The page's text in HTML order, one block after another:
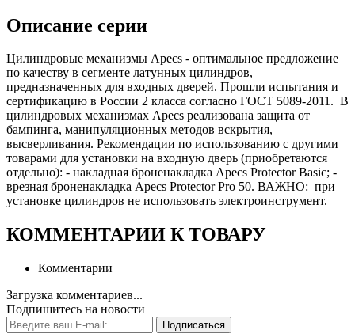
Описание серии
Цилиндровые механизмы Apecs - оптимальное предложение
по качеству в сегменте латунных цилиндров,
предназначенных для входных дверей. Прошли испытания и
сертификацию в России 2 класса согласно ГОСТ 5089-2011. В
цилиндровых механизмах Apecs реализована защита от
бампинга, манипуляционных методов вскрытия,
высверливания. Рекомендации по использованию с другими
товарами для установки на входную дверь (приобретаются
отдельно): - накладная броненакладка Apecs Protector Basic; -
врезная броненакладка Apecs Protector Pro 50. ВАЖНО: при
установке цилиндров не использовать электроинструмент.
КОММЕНТАРИИ К ТОВАРУ
Комментарии
Загрузка комментариев...
Подпишитесь на новости
Подписаться